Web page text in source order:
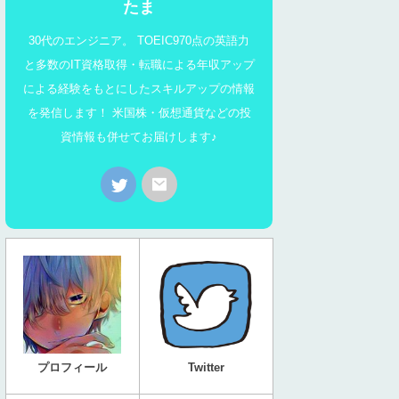
たま
30代のエンジニア。 TOEIC970点の英語力
と多数のIT資格取得・転職による年収アップ
による経験をもとにしたスキルアップの情報
を発信します！ 米国株・仮想通貨などの投
資情報も併せてお届けします♪
プロフィール Twitter